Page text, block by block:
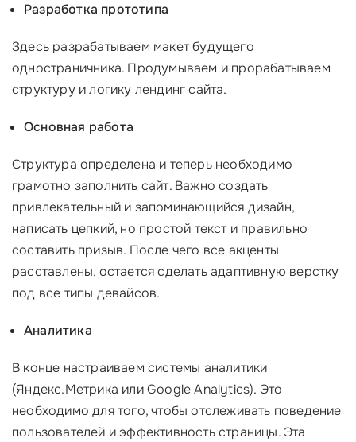
Разработка прототипа
Здесь разрабатываем макет будущего
одностраничника. Продумываем и прорабатываем
структуру и логику лендинг сайта.
Основная работа
Структура определена и теперь необходимо
грамотно заполнить сайт. Важно создать
привлекательный и запоминающийся дизайн,
написать цепкий, но простой текст и правильно
составить призыв. После чего все акценты
расставлены, остается сделать адаптивную верстку
под все типы девайсов.
Аналитика
В конце настраиваем системы аналитики
(Яндекс.Метрика или Google Analytics). Это
необходимо для того, чтобы отслеживать поведение
пользователей и эффективность страницы. Эта